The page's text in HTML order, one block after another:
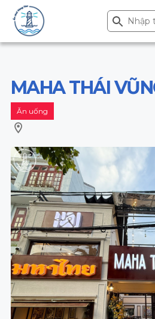
Search
for:
Search Button
MAHA THÁI
Ăn uống